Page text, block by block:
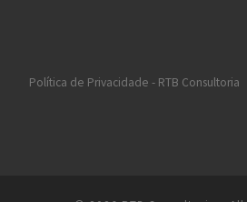
Política de Privacidade - RTB Consultoria